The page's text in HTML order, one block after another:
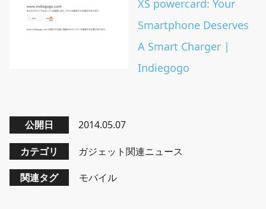
XS powercard: Your
Smartphone Deserves
A Smart Charger |
Indiegogo
公開日 2014.05.07
カテゴリ ガジェット関連ニュース
関連タグ モバイル